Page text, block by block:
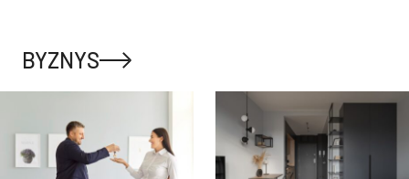
BYZNYS